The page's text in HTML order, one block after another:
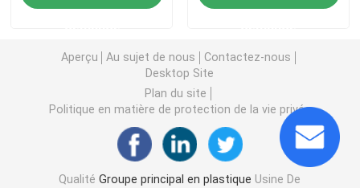
Aperçu Au sujet de nous
Contactez-nous
Desktop Site
Plan du site
Politique en matière de protection de la vie privée
QualitéGroupe principal en plastique Usine De